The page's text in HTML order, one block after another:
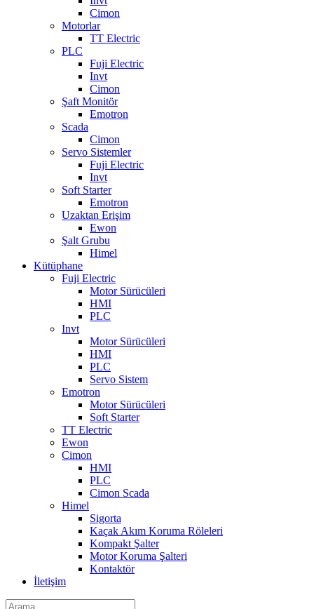
Cimon
Motorlar
TT Electric
PLC
Fuji Electric
Invt
Cimon
Şaft Monitör
Emotron
Scada
Cimon
Servo Sistemler
Fuji Electric
Invt
Soft Starter
Emotron
Uzaktan Erişim
Ewon
Şalt Grubu
Himel
Kütüphane
Fuji Electric
Motor Sürücüleri
HMI
PLC
Invt
Motor Sürücüleri
HMI
PLC
Servo Sistem
Emotron
Motor Sürücüleri
Soft Starter
TT Electric
Ewon
Cimon
HMI
PLC
Cimon Scada
Himel
Sigorta
Kaçak Akım Koruma Röleleri
Kompakt Şalter
Motor Koruma Şalteri
Kontaktör
İletişim